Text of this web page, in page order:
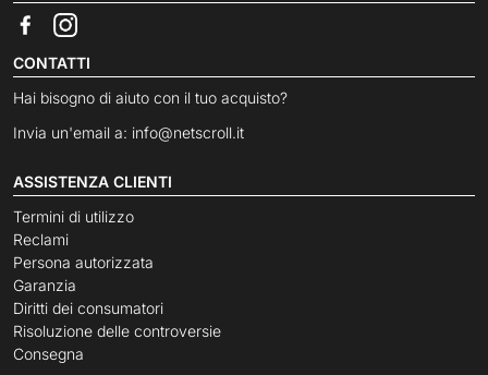
CONTATTI
Hai bisogno di aiuto con il tuo acquisto?
Invia un'email a: info@netscroll.it
ASSISTENZA CLIENTI
Termini di utilizzo
Reclami
Persona autorizzata
Garanzia
Diritti dei consumatori
Risoluzione delle controversie
Consegna